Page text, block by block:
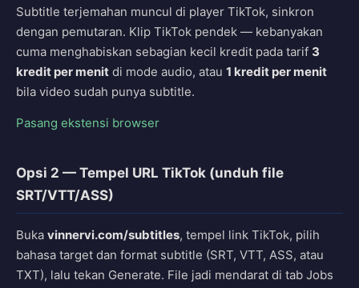
Subtitle terjemahan muncul di player TikTok, sinkron
dengan pemutaran. Klip TikTok pendek — kebanyakan
cuma menghabiskan sebagian kecil kredit pada tarif 3
kredit per menit di mode audio, atau 1 kredit per menit
bila video sudah punya subtitle.
Pasang ekstensi browser
Opsi 2 — Tempel URL TikTok (unduh file
SRT/VTT/ASS)
Buka vinnervi.com/subtitles, tempel link TikTok, pilih
bahasa target dan format subtitle (SRT, VTT, ASS, atau
TXT), lalu tekan Generate. File jadi mendarat di tab Jobs